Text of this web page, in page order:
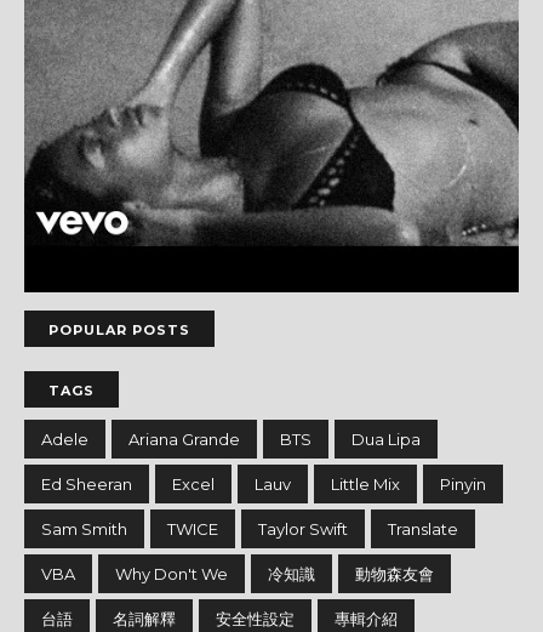
POPULAR POSTS
TAGS
Adele Ariana Grande BTS Dua Lipa
Ed Sheeran Excel Lauv Little Mix Pinyin
Sam Smith TWICE Taylor Swift Translate
VBA Why Don't We 冷知識 動物森友會
台語 名詞解釋 安全性設定 專輯介紹